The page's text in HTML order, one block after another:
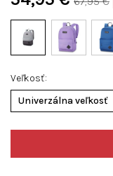
Veľkosť
Univerzálna veľkosť
cena:
je
0,0
z
5